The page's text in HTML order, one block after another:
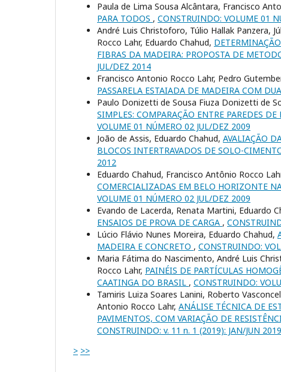
Paula de Lima Sousa Alcântara, Francisco
PARA TODOS , CONSTRUINDO: VOLUME 01
André Luis Christoforo, Túlio Hallak Panzera,
Rocco Lahr, Eduardo Chahud,
FIBRAS DA MADEIRA: PROPOSTA DE
JUL/DEZ 2014
Francisco Antonio Rocco Lahr, Pedro
PASSARELA ESTAIADA DE MADEIRA COM
Paulo Donizetti de Sousa Fiuza Donizetti de
SIMPLES: COMPARAÇÃO ENTRE PAREDES
VOLUME 01 NÚMERO 02 JUL/DEZ 2009
João de Assis, Eduardo Chahud, AVALIAÇÃO
BLOCOS INTERTRAVADOS DE SOLO-
2012
Eduardo Chahud, Francisco Antônio Rocco
COMERCIALIZADAS EM BELO HORIZONTE
VOLUME 01 NÚMERO 02 JUL/DEZ 2009
Evando de Lacerda, Renata Martini, Eduardo
ENSAIOS DE PROVA DE CARGA ,
Lúcio Flávio Nunes Moreira, Eduardo Chahud,
MADEIRA E CONCRETO , CONSTRUINDO:
Maria Fátima do Nascimento, André Luis
Rocco Lahr, PAINÉIS DE PARTÍCULAS
CAATINGA DO BRASIL , CONSTRUINDO:
Tamiris Luiza Soares Lanini, Roberto
Antonio Rocco Lahr, ANÁLISE TÉCNICA DE
PAVIMENTOS, COM VARIAÇÃO DE
CONSTRUINDO: v. 11 n. 1 (2019): JAN/JUN 2019
> >>